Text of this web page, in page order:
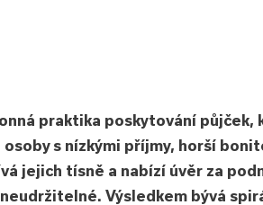
praktika poskytování půjček,
s nízkými příjmy, horší
jejich tísně a nabízí úvěr za
Výsledkem bývá